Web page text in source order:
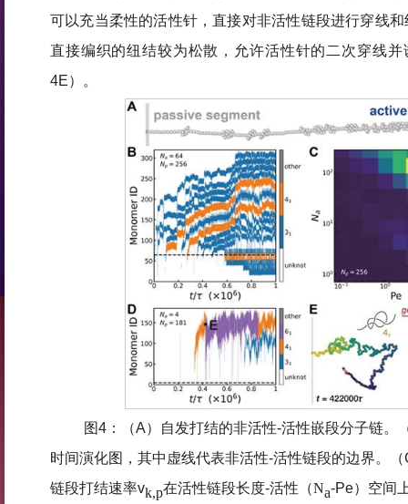
可以充当柔性的活性针，直接对非活性链段进行穿线
直接编织的纽结较为松散，允许活性针的二次穿线
4E）。
图4：（A）自发打结的非活性-活性嵌段分子链。
时间演化图，其中虚线代表非活性-活性链段的边界。
链段打结速率vk,p在活性链段长度-活性（Na-Ρe）空间